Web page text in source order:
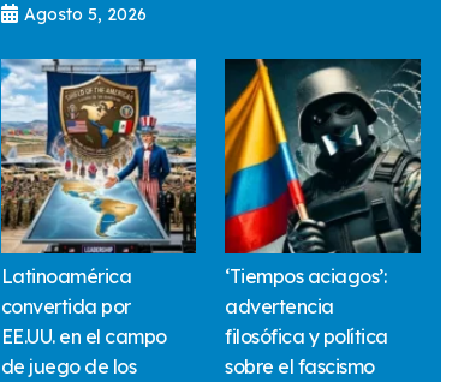
Agosto 5, 2026
Latinoamérica
convertida por
EE.UU. en el campo
de juego de los
‘Tiempos aciagos’:
advertencia
filosófica y política
sobre el fascismo